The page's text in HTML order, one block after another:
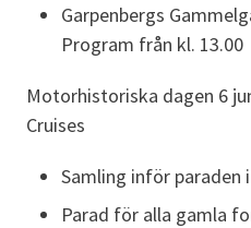
Garpenbergs
Program från kl. 13.00
Motorhistoriska dagen 6
Cruises
Samling inför paraden
Parad för alla gamla